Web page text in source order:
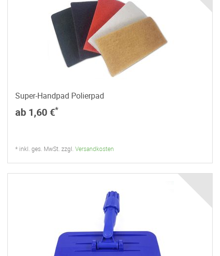
Super-Handpad Polierpad
ab 1,60 €*
* inkl. ges. MwSt. zzgl. Versandkosten